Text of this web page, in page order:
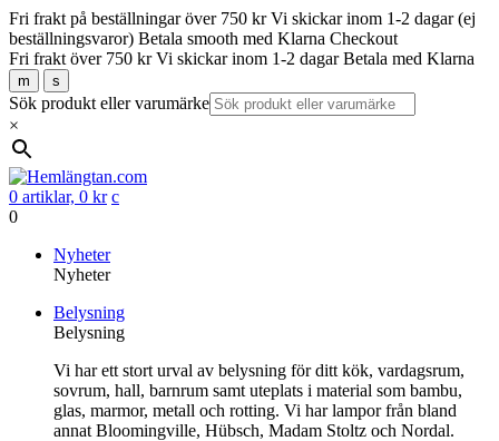
Fri frakt på beställningar över 750 kr Vi skickar inom 1-2 dagar (ej
beställningsvaror) Betala smooth med Klarna Checkout
Fri frakt över 750 kr Vi skickar inom 1-2 dagar Betala med Klarna
m s
Sök produkt eller varumärke
×
0 artiklar, 0 kr c
0
innehåll
Nyheter
Nyheter
Belysning
Belysning
Vi har ett stort urval av belysning för ditt kök, vardagsrum,
sovrum, hall, barnrum samt uteplats i material som bambu,
glas, marmor, metall och rotting. Vi har lampor från bland
annat Bloomingville, Hübsch, Madam Stoltz och Nordal.